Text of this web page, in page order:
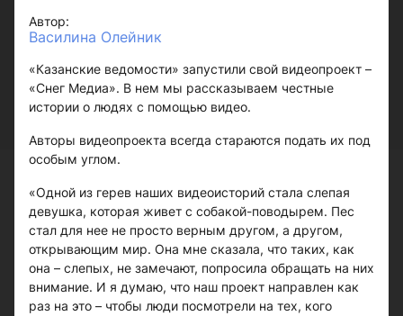
Автор:
Василина Олейник
«Казанские ведомости» запустили свой видеопроект –
«Снег Медиа». В нем мы рассказываем честные
истории о людях с помощью видео.
Авторы видеопроекта всегда стараются подать их под
особым углом.
«Одной из герев наших видеоисторий стала слепая
девушка, которая живет с собакой-поводырем. Пес
стал для нее не просто верным другом, а другом,
открывающим мир. Она мне сказала, что таких, как
она – слепых, не замечают, попросила обращать на них
внимание. И я думаю, что наш проект направлен как
раз на это – чтобы люди посмотрели на тех, кого